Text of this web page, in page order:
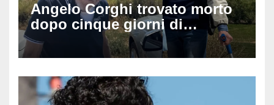
Angelo Corghi trovato morto
dopo cinque giorni di
ricerche: il giallo dell’80enne
scomparso dopo essere